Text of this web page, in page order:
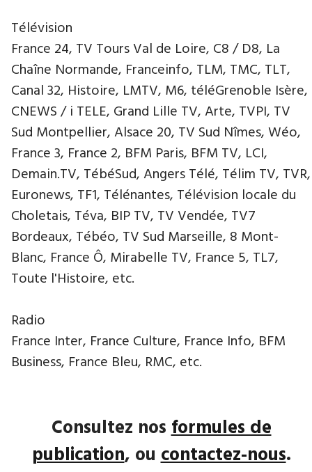
Télévision
France 24, TV Tours Val de Loire, C8 / D8, La
Chaîne Normande, Franceinfo, TLM, TMC, TLT,
Canal 32, Histoire, LMTV, M6, téléGrenoble Isère,
CNEWS / i TELE, Grand Lille TV, Arte, TVPI, TV
Sud Montpellier, Alsace 20, TV Sud Nîmes, Wéo,
France 3, France 2, BFM Paris, BFM TV, LCI,
Demain.TV, TébéSud, Angers Télé, Télim TV, TVR,
Euronews, TF1, Télénantes, Télévision locale du
Choletais, Téva, BIP TV, TV Vendée, TV7
Bordeaux, Tébéo, TV Sud Marseille, 8 Mont-
Blanc, France Ô, Mirabelle TV, France 5, TL7,
Toute l'Histoire, etc.
Radio
France Inter, France Culture, France Info, BFM
Business, France Bleu, RMC, etc.
Consultez nosformules de
publication, oucontactez-nous.